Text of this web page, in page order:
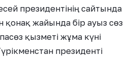
президентінің сайтында
қонақ жайында бір ауыз сөз
қызметі жұма күні
президенті